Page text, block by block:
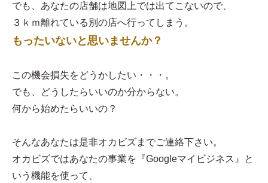
でも、あなたの店舗は地図上では出てこないので、
３ｋｍ離れている別の店へ行ってしまう。
もったいないと思いませんか？
この機会損失をどうかしたい・・・。
でも、どうしたらいいのか分からない。
何から始めたらいいの？
そんなあなたは是非オカビズまでご連絡下さい。
オカビズではあなたの事業を『Googleマイビジネス』と
いう機能を使って、